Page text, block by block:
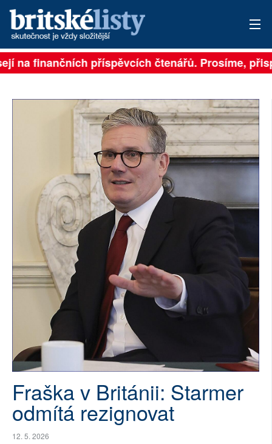
PŘIHLÁSIT
NEJČTENĚJŠÍ ZA 7 DNÍ
AUTOŘI
PŘÍSPĚVKY NA PROVOZ
SOCIÁLNÍ SÍTĚ
PLNÁ VERZE STRÁNEK
finančních příspěvcích čtenářů. Prosíme,
Fraška v Británii: Starmer
odmítá rezignovat
12. 5. 2026